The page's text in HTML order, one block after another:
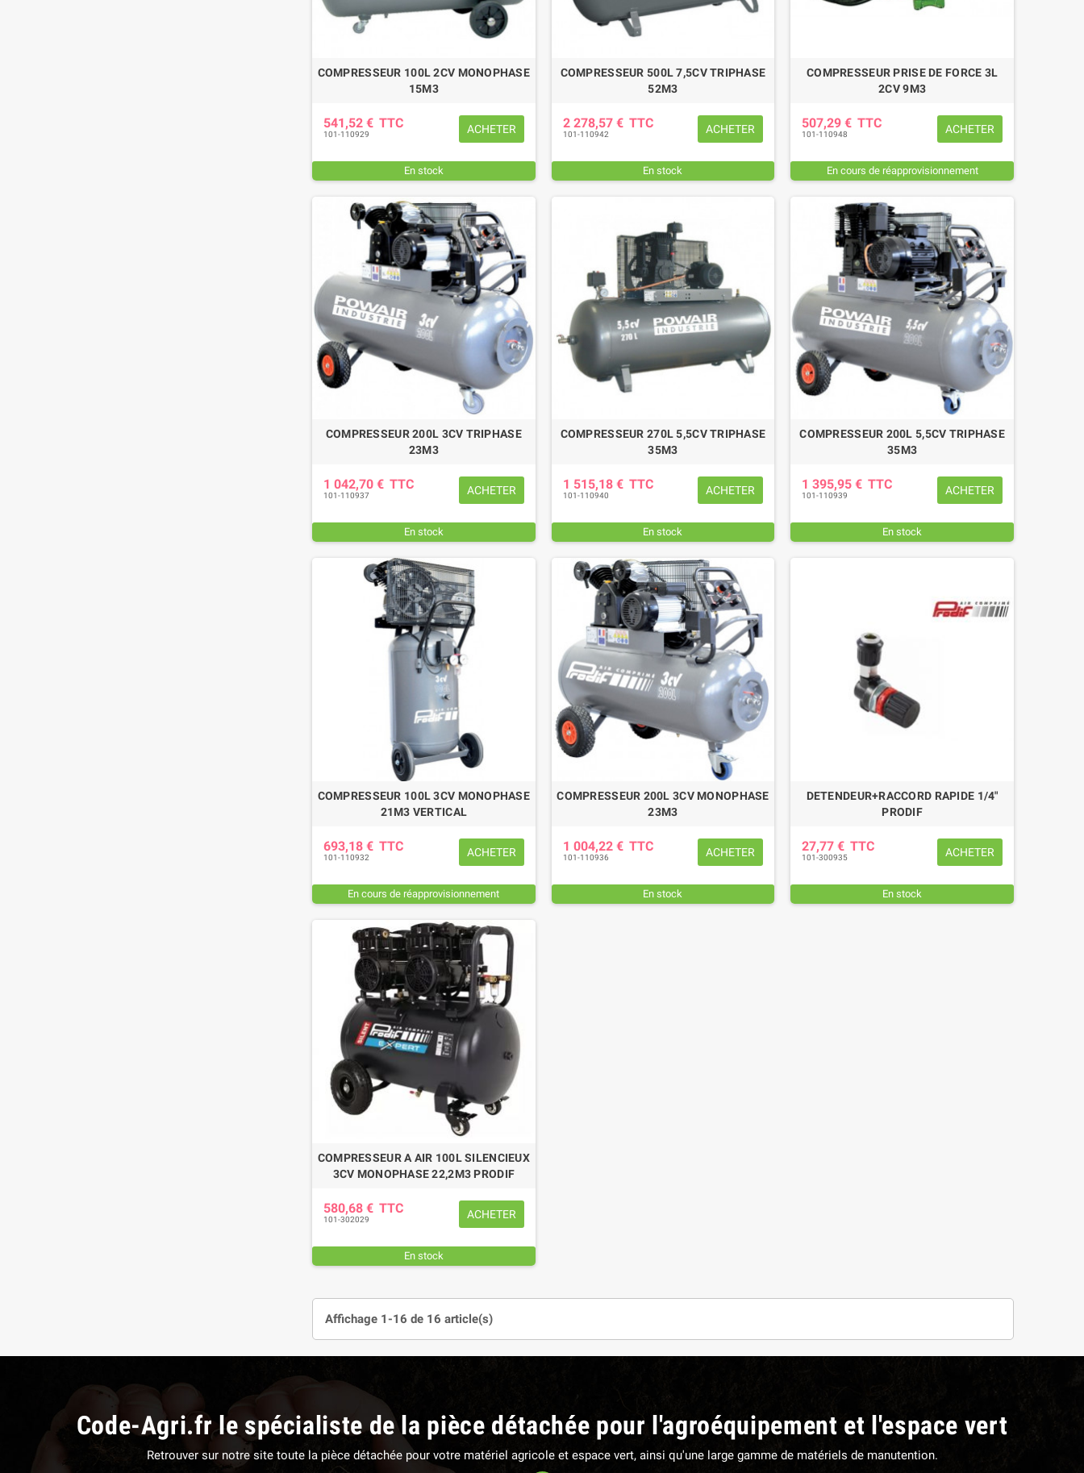
COMPRESSEUR 100L 2CV MONOPHASE
15M3
541,52 € TTC
101-110929 ACHETER
En stock
COMPRESSEUR 500L 7,5CV TRIPHASE
52M3
2 278,57 € TTC
101-110942 ACHETER
En stock
COMPRESSEUR PRISE DE FORCE 3L
2CV 9M3
507,29 € TTC
101-110948 ACHETER
En cours de réapprovisionnement
COMPRESSEUR 200L 3CV TRIPHASE
23M3
1 042,70 € TTC
101-110937 ACHETER
En stock
COMPRESSEUR 270L 5,5CV TRIPHASE
35M3
1 515,18 € TTC
101-110940 ACHETER
En stock
COMPRESSEUR 200L 5,5CV TRIPHASE
35M3
1 395,95 € TTC
101-110939 ACHETER
En stock
COMPRESSEUR 100L 3CV MONOPHASE
21M3 VERTICAL
693,18 € TTC
101-110932 ACHETER
En cours de réapprovisionnement
COMPRESSEUR 200L 3CV MONOPHASE
23M3
1 004,22 € TTC
101-110936 ACHETER
En stock
DETENDEUR+RACCORD RAPIDE 1/4"
PRODIF
27,77 € TTC
101-300935 ACHETER
En stock
COMPRESSEUR A AIR 100L SILENCIEUX
3CV MONOPHASE 22,2M3 PRODIF
580,68 € TTC
101-302029 ACHETER
En stock
Affichage 1-16 de 16 article(s)
Code-Agri.fr le spécialiste de la pièce détachée pour l'agroéquipement et l'espace vert
Retrouver sur notre site toute la pièce détachée pour votre matériel agricole et espace vert, ainsi qu'une large gamme de matériels de manutention.